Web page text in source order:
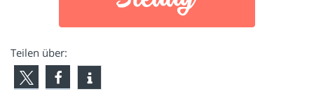
Teilen über: